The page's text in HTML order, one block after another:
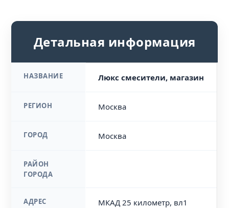
Детальная информация
НАЗВАНИЕ Люкс смесители, магазин
РЕГИОН Москва
ГОРОД Москва
РАЙОН
ГОРОДА
АДРЕС МКАД 25 километр, вл1